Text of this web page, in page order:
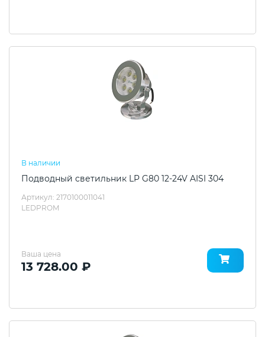
В наличии
Подводный светильник LP G80 12-24V AISI 304
Артикул: 2170100011041
LEDPROM
Ваша цена
13 728.00 ₽